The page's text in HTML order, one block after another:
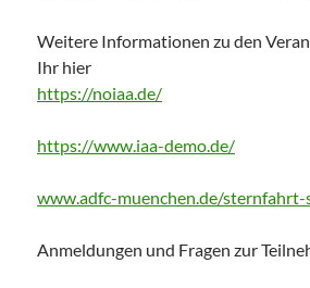
Weitere Informationen zu den
Ihr hier
https://noiaa.de/
https://www.iaa-demo.de/
www.adfc-muenchen.de/sternfahrt-
Anmeldungen und Fragen zur